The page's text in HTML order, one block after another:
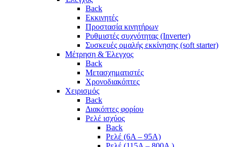
Back
Εκκινητές
Προστασία κινητήρων
Ρυθμιστές συχνότητας (Inverter)
Συσκευές ομαλής εκκίνησης (soft starter)
Μέτρηση & Έλεγχος
Back
Μετασχηματιστές
Χρονοδιακόπτες
Χειρισμός
Back
Διακόπτες φορίου
Ρελέ ισχύος
Back
Ρελέ (6A – 95A)